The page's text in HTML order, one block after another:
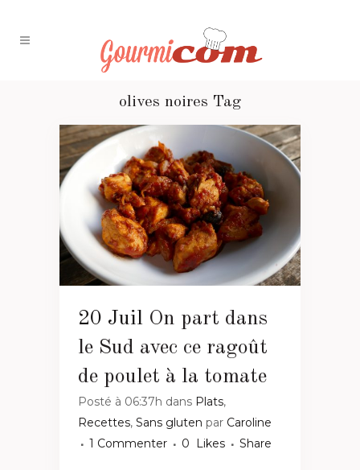
olives noires Tag
20 Juil On part dans
le Sud avec ce ragoût
de poulet à la tomate
Posté à 06:37h dans Plats,
Recettes, Sans gluten par Caroline
1 Commenter
0 Likes Share